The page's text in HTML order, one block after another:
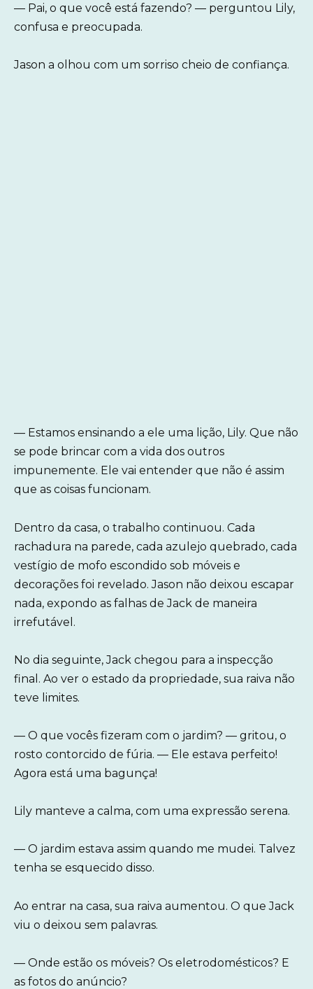
— Pai, o que você está fazendo? — perguntou Lily,
confusa e preocupada.
Jason a olhou com um sorriso cheio de confiança.
— Estamos ensinando a ele uma lição, Lily. Que não
se pode brincar com a vida dos outros
impunemente. Ele vai entender que não é assim
que as coisas funcionam.
Dentro da casa, o trabalho continuou. Cada
rachadura na parede, cada azulejo quebrado, cada
vestígio de mofo escondido sob móveis e
decorações foi revelado. Jason não deixou escapar
nada, expondo as falhas de Jack de maneira
irrefutável.
No dia seguinte, Jack chegou para a inspecção
final. Ao ver o estado da propriedade, sua raiva não
teve limites.
— O que vocês fizeram com o jardim? — gritou, o
rosto contorcido de fúria. — Ele estava perfeito!
Agora está uma bagunça!
Lily manteve a calma, com uma expressão serena.
— O jardim estava assim quando me mudei. Talvez
tenha se esquecido disso.
Ao entrar na casa, sua raiva aumentou. O que Jack
viu o deixou sem palavras.
— Onde estão os móveis? Os eletrodomésticos? E
as fotos do anúncio?